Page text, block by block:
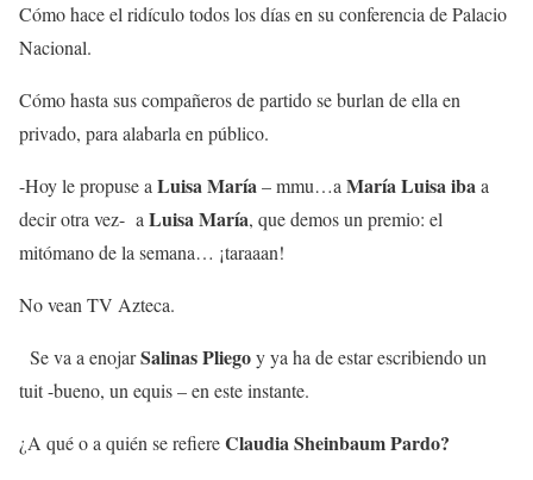
Cómo hace el ridículo todos los días en su conferencia de Palacio
Nacional.
Cómo hasta sus compañeros de partido se burlan de ella en
privado, para alabarla en público.
-Hoy le propuse a Luisa María– mmu…a María Luisa ibaa
decir otra vez- a Luisa María, que demos un premio: el
mitómano de la semana… ¡taraaan!
No vean TV Azteca.
Se va a enojarSalinas Pliegoy ya ha de estar escribiendo un
tuit -bueno, un equis – en este instante.
¿A qué o a quién se refiereClaudia Sheinbaum Pardo?